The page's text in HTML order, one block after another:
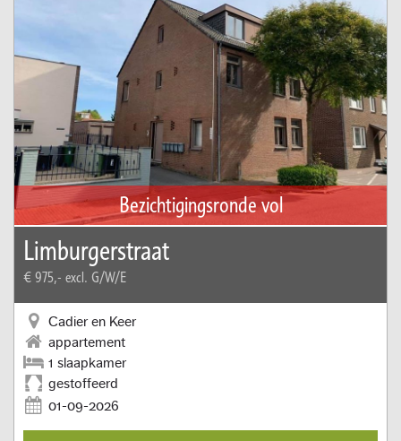
Bezichtigingsronde vol
Limburgerstraat
€ 975,- excl. G/W/E
Cadier en Keer
appartement
1 slaapkamer
gestoffeerd
01-09-2026